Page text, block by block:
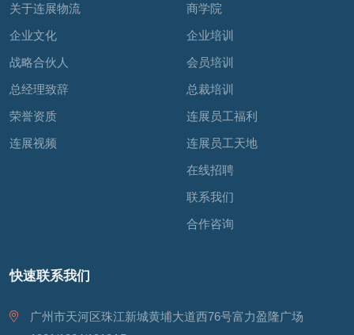
关于连展物流
企业文化
战略合伙人
总经理致辞
荣誉资质
连展视频
商学院
企业培训
会员培训
总裁培训
连展员工福利
连展员工天地
在线招聘
联系我们
合作咨询
快速联系我们
广州市天河区珠江新城黄埔大道西76号富力盈隆广场